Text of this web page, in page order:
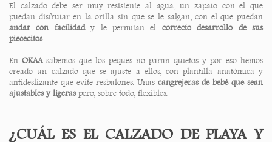
El calzado debe ser muy resistente al agua, un zapato con el que
puedan disfrutar en la orilla sin que se le salgan, con el que puedan
andar con facilidady le permitan el correcto desarrollo de sus
piececitos.
En OKAAsabemos que los peques no paran quietos y por eso hemos
creado un calzado que se ajuste a ellos, con plantilla anatómica y
antideslizante que evite resbalones. Unas cangrejeras de bebé que sean
ajustables y ligeraspero, sobre todo, flexibles.
¿CUÁL ES EL CALZADO DE PLAYA Y